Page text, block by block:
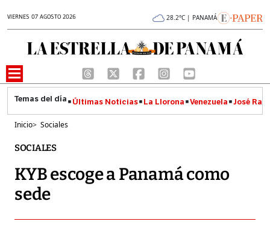
VIERNES 07 AGOSTO 2026 28.2°C | PANAMÁ
Últimas Noticias La Llorona Venezuela José
Inicio> Sociales
SOCIALES
KYB escoge a Panamá como
sede